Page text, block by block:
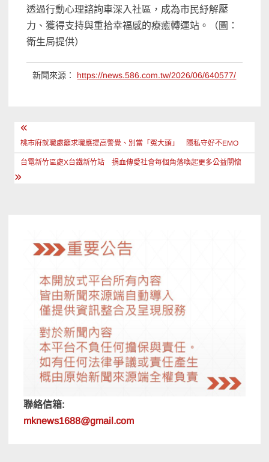
透過行動心理諮詢車深入社區，成為市民紓解壓
力、獲得支持與重拾幸福感的療癒轉運站。（圖：
衛生局提供）
新聞來源： https://news.586.com.tw/2026/06/640577/
文
章
導
桃市府就職處籲求職應提高警覺、別當「冤大頭」 隱私守好不EMO
台電新竹區處X台鐵新竹站 捐血傳愛社會每個角落喚起更多公益關懷
聯絡信箱:
mknews1688@gmail.com